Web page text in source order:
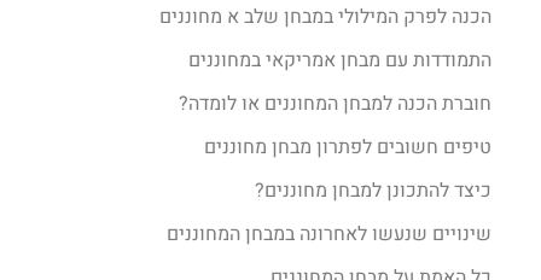
הכנה לפרק המילולי במבחן שלב א מחוננים
התמודדות עם מבחן אמריקאי במחוננים
חוברת הכנה למבחן המחוננים או לומדה?
טיפים חשובים לפתרון מבחן מחוננים
כיצד להתכונן למבחן מחוננים?
שינויים שנעשו לאחרונה במבחן המחוננים